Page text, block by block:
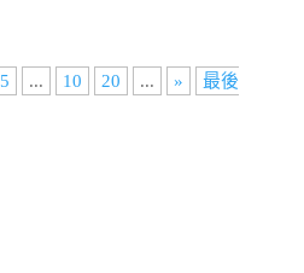
5 ... 10 20 ... »
最後